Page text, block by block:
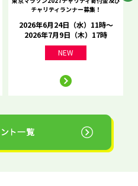
チャリティランナー募集！
2026年6月24日（水）11時～
2026年7月9日（木）17時
NEW